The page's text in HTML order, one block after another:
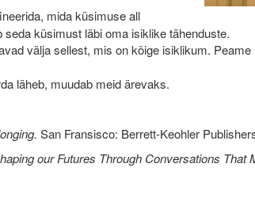
mida küsimuse all
küsimust läbi oma isiklike tähenduste.
välja sellest, mis on kõige isiklikum.
läheb, muudab meid ärevaks.
San Fransisco: Berrett-Keohler
our Futures Through Conversations That